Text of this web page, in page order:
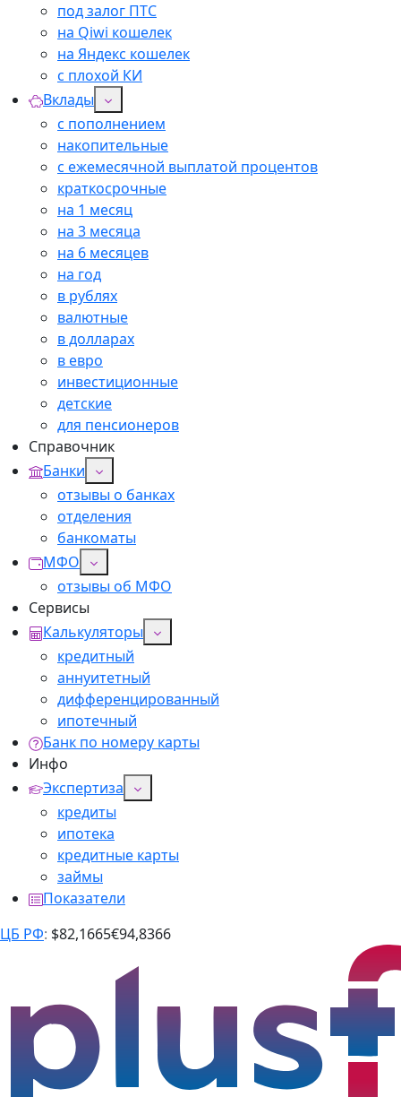
под залог ПТС
на Qiwi кошелек
на Яндекс кошелек
с плохой КИ
Вклады
с пополнением
накопительные
с ежемесячной выплатой процентов
краткосрочные
на 1 месяц
на 3 месяца
на 6 месяцев
на год
в рублях
валютные
в долларах
в евро
инвестиционные
детские
для пенсионеров
Справочник
Банки
отзывы о банках
отделения
банкоматы
МФО
отзывы об МФО
Сервисы
Калькуляторы
кредитный
аннуитетный
дифференцированный
ипотечный
Банк по номеру карты
Инфо
Экспертиза
кредиты
ипотека
кредитные карты
займы
Показатели
ЦБ РФ: $82,1665€94,8366